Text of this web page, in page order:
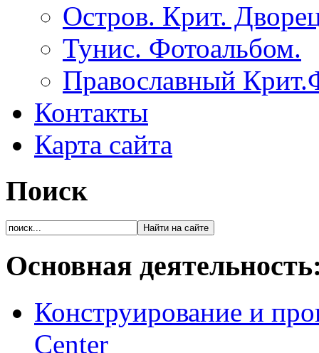
Остров. Крит.
Тунис. Фотоальбом.
Православный
Контакты
Карта сайта
Поиск
Основная
Конструирование и
Center